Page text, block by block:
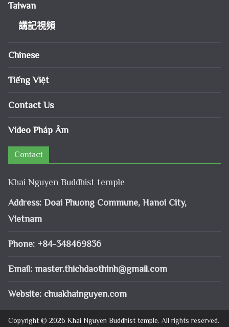
Taiwan
講記視頻
Chinese
Tiếng Việt
Contact Us
Video Pháp Âm
Contact
Khai Nguyen Buddhist temple
Address: Doai Phuong Commune, Hanoi City,
Vietnam
Phone: +84-348469836
Email: master.thichdaothinh@gmail.com
Website: chuakhainguyen.com
Copyright © 2026 Khai Nguyen Buddhist temple. All rights reserved.